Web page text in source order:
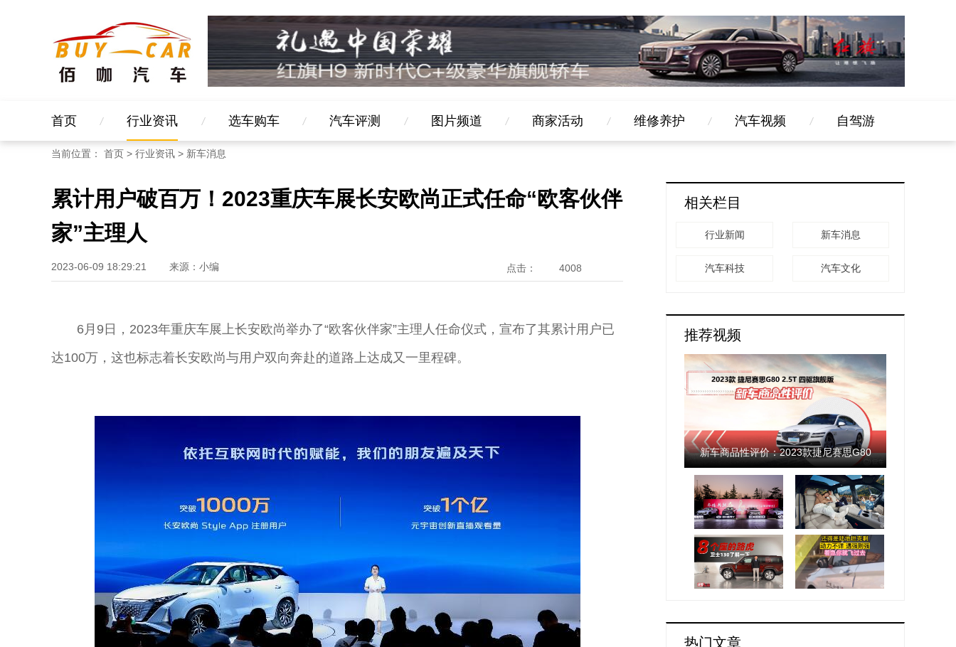
首页 行业资讯 选车购车 汽车评测 图片频道 商家活动 维修养护 汽车视频 自驾游
当前位置： 首页 > 行业资讯 > 新车消息
累计用户破百万！2023重庆车展长安欧尚正式任命“欧客伙伴
家”主理人
2023-06-09 18:29:21 来源：小编 点击： 4008
6月9日，2023年重庆车展上长安欧尚举办了“欧客伙伴家”主理人任命仪式，宣布了其累计用户已
达100万，这也标志着长安欧尚与用户双向奔赴的道路上达成又一里程碑。
相关栏目
行业新闻 新车消息
汽车科技 汽车文化
推荐视频
新车商品性评价：2023款捷尼赛思G80
热门文章